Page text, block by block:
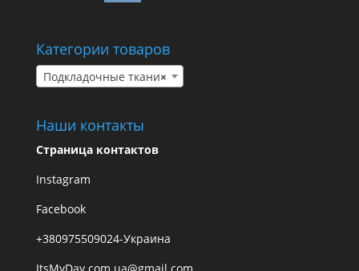
Категории товаров
×
Подкладочные ткани
Наши контакты
Страница контактов
Instagram
Facebook
+380975509024-Украина
ItsMyDay.com.ua@gmail.com